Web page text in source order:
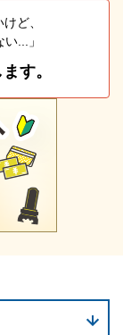
ど、
...」
ます。